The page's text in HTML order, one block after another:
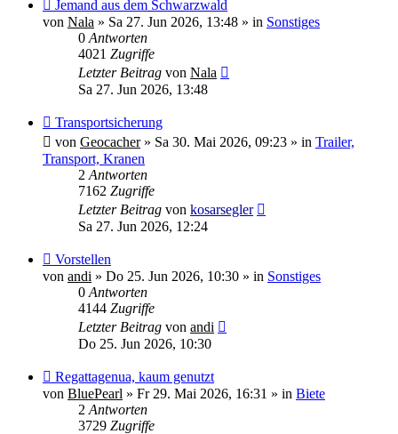
Beitrag
Jemand aus dem Schwarzwald
von Nala » Sa 27. Jun 2026, 13:48 » in Sonstiges
0 Antworten
4021 Zugriffe
Letzter Beitrag von Nala
Sa 27. Jun 2026, 13:48
Neuer
Beitrag
Transportsicherung
von Geocacher» Sa 30. Mai 2026, 09:23 » in Trailer,
Transport, Kranen
2 Antworten
7162 Zugriffe
Letzter Beitrag von kosarsegler
Sa 27. Jun 2026, 12:24
Neuer
Beitrag
Vorstellen
von andi » Do 25. Jun 2026, 10:30 » in Sonstiges
0 Antworten
4144 Zugriffe
Letzter Beitrag von andi
Do 25. Jun 2026, 10:30
Neuer
Beitrag
Regattagenua, kaum genutzt
von BluePearl » Fr 29. Mai 2026, 16:31 » in Biete
2 Antworten
3729 Zugriffe